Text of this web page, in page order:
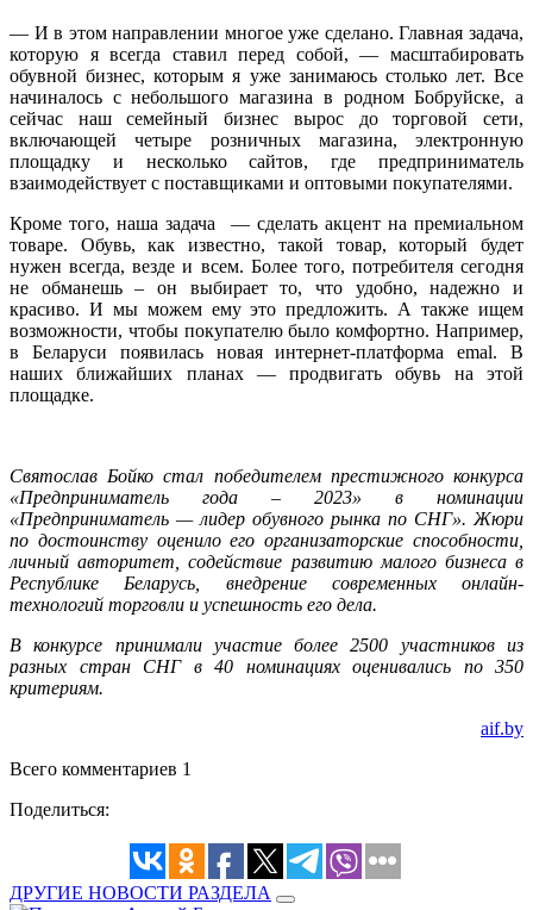
— И в этом направлении многое уже сделано. Главная задача,
которую я всегда ставил перед собой,
— масштабировать
обувной бизнес, которым я уже занимаюсь столько лет. Все
начиналось с небольшого магазина в родном Бобруйске, а
сейчас наш семейный бизнес вырос до торговой сети,
включающей четыре розничных магазина, электронную
площадку и несколько сайтов, где предприниматель
взаимодействует с поставщиками и оптовыми покупателями.
Кроме того, наша задача
— сделать акцент на премиальном
товаре. Обувь, как известно, такой товар, который будет
нужен всегда, везде и всем. Более того, потребителя сегодня
не обманешь – он выбирает то, что удобно, надежно и
красиво. И мы можем ему это предложить. А также ищем
возможности, чтобы покупателю было комфортно. Например,
в Беларуси появилась новая интернет-платформа emal. В
наших ближайших планах
—продвигать обувь на этой
площадке.
Святослав Бойко стал победителем престижного конкурса
«Предприниматель года – 2023» в номинации
«Предприниматель — лидер обувного рынка по СНГ». Жюри
по достоинству оценило его организаторские способности,
личный авторитет, содействие развитию малого бизнеса в
Республике Беларусь, внедрение современных онлайн-
технологий торговли и успешность его дела.
В конкурсе принимали участие более 2500 участников из
разных стран СНГ в 40 номинациях оценивались по 350
критериям.
aif.by
Всего комментариев 1
Поделиться:
ДРУГИЕ НОВОСТИ РАЗДЕЛА